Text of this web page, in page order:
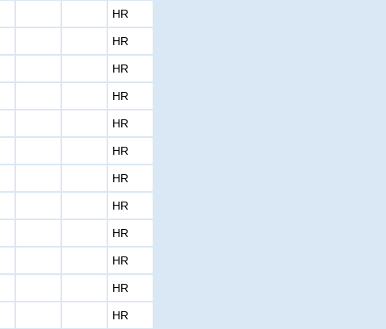
HR
HR
HR
HR
HR
HR
HR
HR
HR
HR
HR
HR